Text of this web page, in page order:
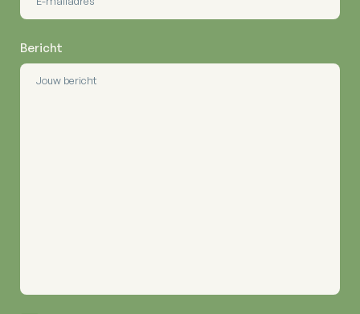
Bericht